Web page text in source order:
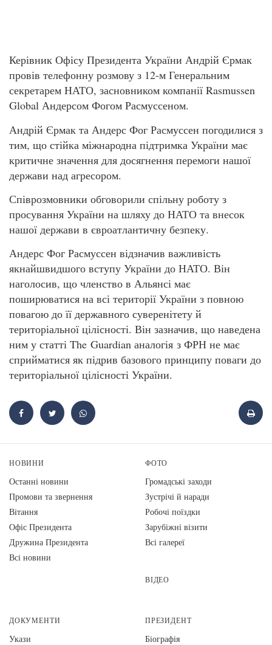
Керівник Офісу Президента України Андрій Єрмак
провів телефонну розмову з 12-м Генеральним
секретарем НАТО, засновником компанії Rasmussen
Global Андерсом Фогом Расмуссеном.
Андрій Єрмак та Андерс Фог Расмуссен погодилися з
тим, що стійка міжнародна підтримка України має
критичне значення для досягнення перемоги нашої
держави над агресором.
Співрозмовники обговорили спільну роботу з
просування України на шляху до НАТО та внесок
нашої держави в євроатлантичну безпеку.
Андерс Фог Расмуссен відзначив важливість
якнайшвидшого вступу України до НАТО. Він
наголосив, що членство в Альянсі має
поширюватися на всі території України з повною
повагою до її державного суверенітету й
територіальної цілісності. Він зазначив, що наведена
ним у статті The Guardian аналогія з ФРН не має
сприйматися як підрив базового принципу поваги до
територіальної цілісності України.
НОВИНИ
Останні новини
Промови та звернення
Вiтання
Офіс Президента
Дружина Президента
Всі новини
ФОТО
Громадські заходи
Зустрічі й наради
Робочі поїздки
Зарубіжні візити
Всі галереї
ВІДЕО
ДОКУМЕНТИ
Укази
ПРЕЗИДЕНТ
Біографія